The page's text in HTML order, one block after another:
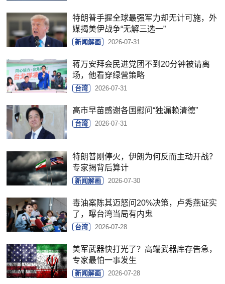
特朗普手握全球最强军力却无计可施，外
媒揭美伊战争“无解三选一”
新闻解画 2026-07-31
蒋万安拜会民进党团不到20分钟被请离
场，他看穿绿营策略
台湾 2026-07-31
高市早苗感谢各国慰问“独漏赖清德”
台湾 2026-07-31
特朗普刚停火，伊朗为何反而主动开战？
专家揭背后算计
新闻解画 2026-07-30
毒油案陈其迈怒问20%决策，卢秀燕证实
了，曝台湾当局有内鬼
台湾 2026-07-28
美军武器快打光了？高端武器库存告急，
专家最怕一事发生
新闻解画 2026-07-28